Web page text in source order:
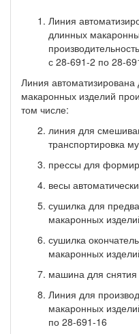
Линия
длинных
с 28-691-2 по 28-
Линия
макаронных изделий
том числе:
линия для
транспортировка
прессы для
весы
сушилка для
макаронных
сушилка
макаронных
машина для снятия
Линия для
макаронных
по 28-691-16